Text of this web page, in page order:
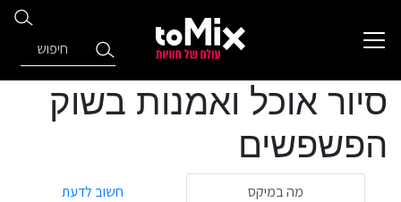
סיור אוכל ואמנות בשוק
הפשפשים
מה במיקס
חשוב לדעת